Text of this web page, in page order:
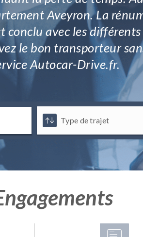
Aveyron. La
conclu avec les
le bon transporteur
Autocar-Drive.fr.